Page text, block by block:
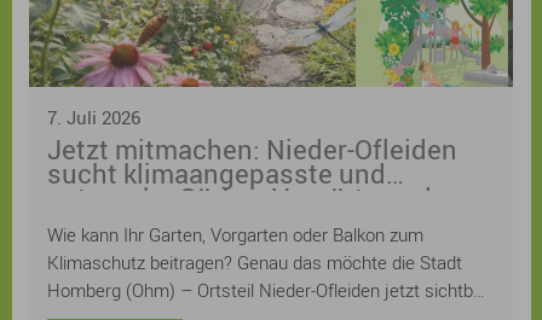
7. Juli 2026
Jetzt mitmachen: Nieder-Ofleiden
sucht klimaangepasste und
naturnahe Gärten, Vorgärten oder
Balkone! Anmeldung ist weiterhin
möglich
Wie kann Ihr Garten, Vorgarten oder Balkon zum
Klimaschutz beitragen? Genau das möchte die Stadt
Homberg (Ohm) – Ortsteil Nieder-Ofleiden jetzt sichtbar